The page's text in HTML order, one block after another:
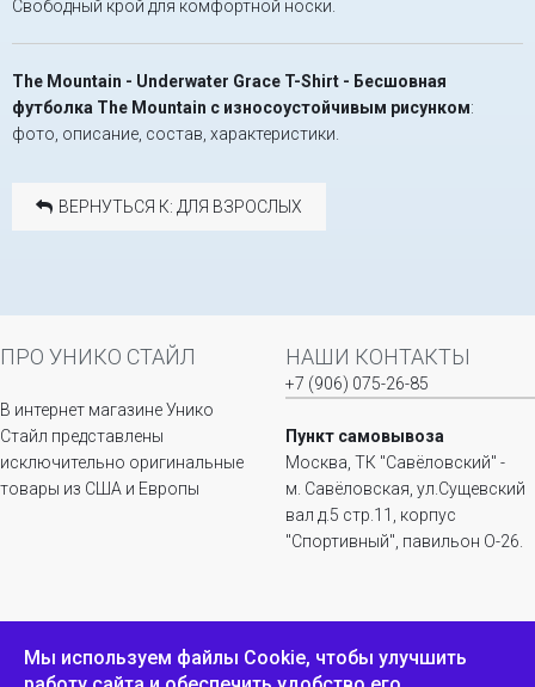
Свободный крой для комфортной носки.
The Mountain - Underwater Grace T-Shirt - Бесшовная
футболка The Mountain с износоустойчивым рисунком:
фото, описание, состав, характеристики.
ВЕРНУТЬСЯ К: ДЛЯ ВЗРОСЛЫХ
ПРО УНИКО СТАЙЛ
В интернет магазине Унико
Стайл представлены
исключительно оригинальные
товары из США и Европы
НАШИ КОНТАКТЫ
+7 (906) 075-26-85
Пункт самовывоза
Москва, ТК "Савёловский" -
м. Савёловская, ул.Сущевский
вал д.5 стр.11, корпус
"Спортивный", павильон О-26.
ИНФОРМАЦИЯ ОБРАТНАЯ СВЯЗЬ
Мы используем файлы Сookie, чтобы улучшить